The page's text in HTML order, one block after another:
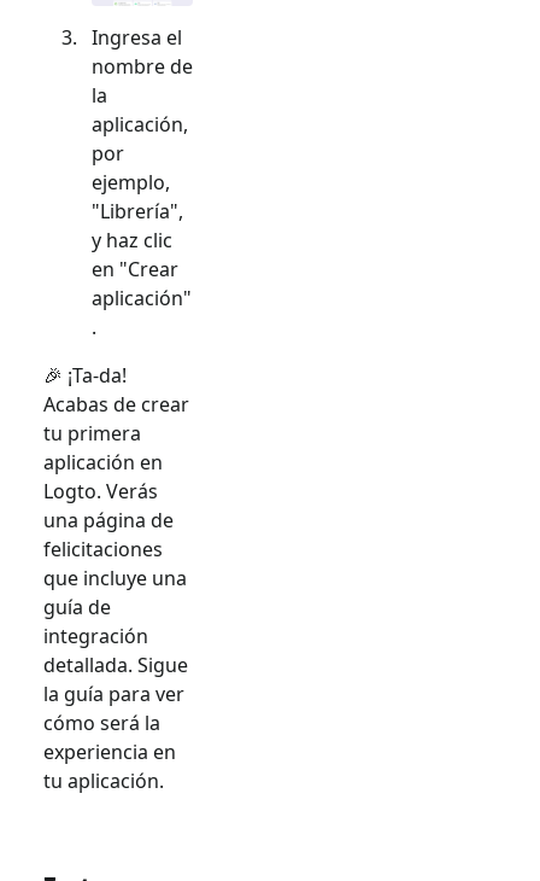
Ingresa el
nombre de
la
aplicación,
por
ejemplo,
"Librería",
y haz clic
en "Crear
aplicación"
.
🎉 ¡Ta-da!
Acabas de crear
tu primera
aplicación en
Logto. Verás
una página de
felicitaciones
que incluye una
guía de
integración
detallada. Sigue
la guía para ver
cómo será la
experiencia en
tu aplicación.